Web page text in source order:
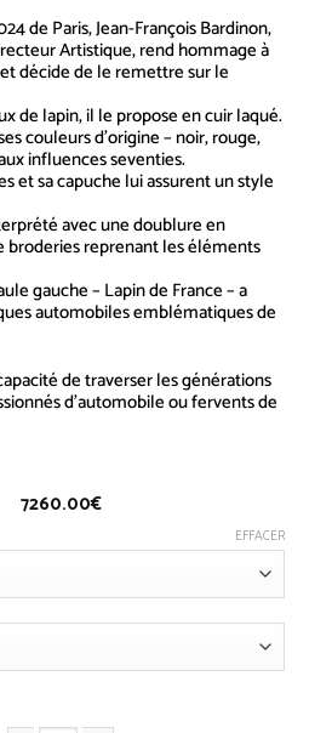
de Paris, Jean-François Bardinon,
Artistique, rend hommage à
décide de le remettre sur le
de lapin, il le propose en cuir laqué.
couleurs d’origine – noir, rouge,
influences seventies.
et sa capuche lui assurent un style
avec une doublure en
reprenant les éléments
gauche – Lapin de France – a
automobiles emblématiques de
de traverser les générations
d’automobile ou fervents de
7260.00€
EFFACER